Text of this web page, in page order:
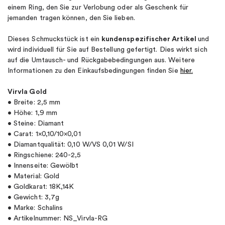
einem Ring, den Sie zur Verlobung oder als Geschenk für
jemanden tragen können, den Sie lieben.
Dieses Schmuckstück ist ein kundenspezifischer Artikel und
wird individuell für Sie auf Bestellung gefertigt. Dies wirkt sich
auf die Umtausch- und Rückgabebedingungen aus. Weitere
Informationen zu den Einkaufsbedingungen finden Sie hier.
Virvla Gold
• Breite: 2,5 mm
• Höhe: 1,9 mm
• Steine: Diamant
• Carat: 1×0,10/10×0,01
• Diamantqualität: 0,10 W/VS 0,01 W/SI
• Ringschiene: 240-2,5
• Innenseite: Gewölbt
• Material: Gold
• Goldkarat: 18K,14K
• Gewicht: 3,7g
• Marke: Schalins
• Artikelnummer: NS_Virvla-RG